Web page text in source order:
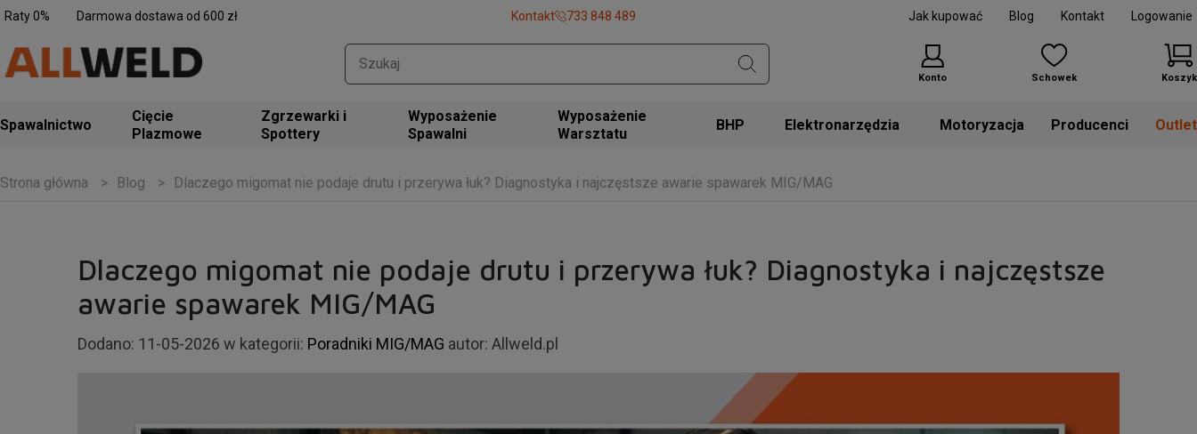
Raty 0% Darmowa dostawa od 600 zł Kontakt 733 848 489 Jak kupować Blog Kontakt Logowanie
Konto Schowek Koszyk
Spawalnictwo
Zgrzewarki i
Spottery
Wyposażenie
Spawalni
Wyposażenie
Warsztatu
BHP Motoryzacja Producenci Outlet
Strona główna Blog Dlaczego migomat nie podaje drutu i przerywa łuk? Diagnostyka i najczęstsze awarie spawarek MIG/MAG
Dlaczego migomat nie podaje drutu i przerywa łuk? Diagnostyka i najczęstsze
awarie spawarek MIG/MAG
Dodano: 11-05-2026 w kategorii: Poradniki MIG/MAG autor: Allweld.pl